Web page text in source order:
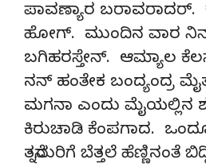
ಪಾವಣ್ಯಾರ ಬರಾವರಾದರ್.
ಹೋಗ್. ಮುಂದಿನ ವಾರ
ಬಗಿಹರಸ್ತೇನ್. ಆಮ್ಯಾಲ
ನನ್ ಹಂತೇಕ ಬಂದ್ಯಂದ್ರ
ಮಗನಾ ಎಂದು ಮೈಯಲ್ಲಿನ
ಕಿರುಚಾಡಿ ಕೆಂಪಗಾದ.
ತನ್ನೆದುರಿಗೆ ಬೆತ್ತಲೆ ಹೆಣ್ಣಿನಂತೆ